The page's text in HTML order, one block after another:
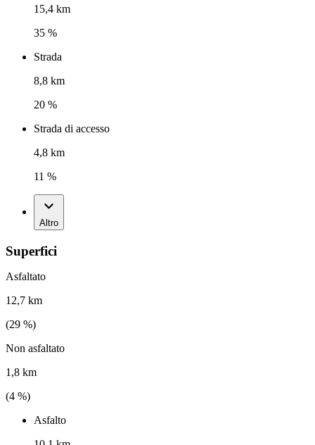
15,4 km
35 %
Strada
8,8 km
20 %
Strada di accesso
4,8 km
11 %
Altro
Superfici
Asfaltato
12,7 km
(29 %)
Non asfaltato
1,8 km
(4 %)
Asfalto